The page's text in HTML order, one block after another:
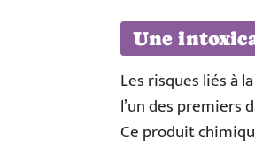
Une
Les risques liés à
l’un des premiers
Ce produit